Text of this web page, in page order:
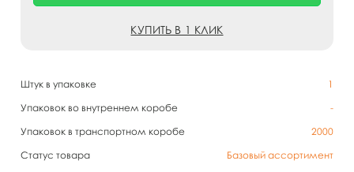
Штук в упаковке
1
Упаковок во внутреннем коробе
-
Упаковок в транспортном коробе
2000
Статус товара
Базовый ассортимент
КУПИТЬ В 1 КЛИК